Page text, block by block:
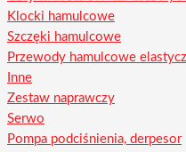
Klocki hamulcowe
Szczęki hamulcowe
Przewody hamulcowe
Inne
Zestaw naprawczy
Serwo
Pompa podciśnienia, derpesor